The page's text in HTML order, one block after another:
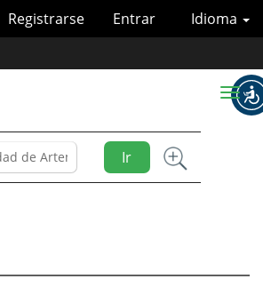
Idioma
Registrarse Entrar
Ir
Toggle